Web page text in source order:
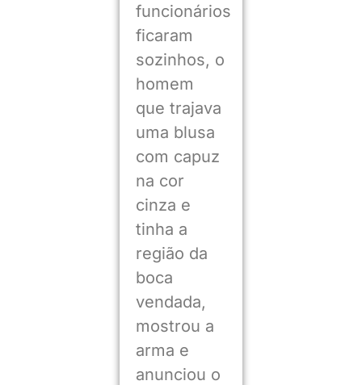
funcionários
ficaram
sozinhos, o
homem
que trajava
uma blusa
com capuz
na cor
cinza e
tinha a
região da
boca
vendada,
mostrou a
arma e
anunciou o